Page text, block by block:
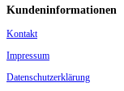
Kundeninformationen
Kontakt
Impressum
Datenschutzerklärung